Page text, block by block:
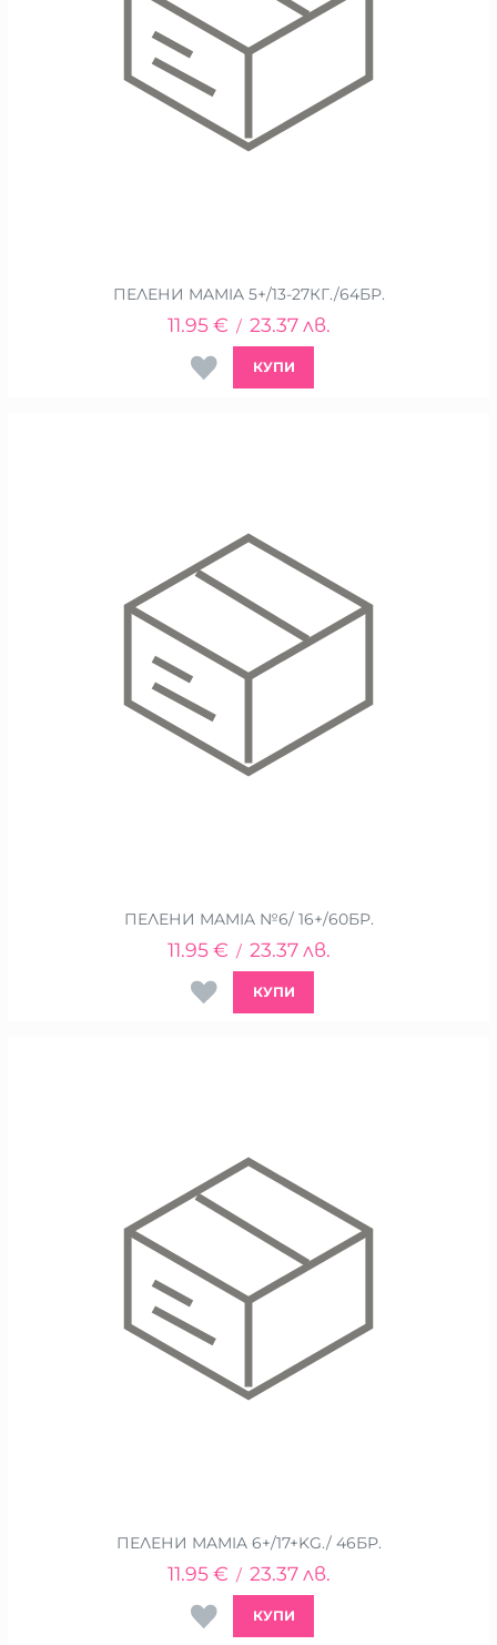
ПЕЛЕНИ MAMIA 5+/13-27КГ./64БР.
11.95 € / 23.37 лв.
КУПИ
ПЕЛЕНИ MAMIA №6/ 16+/60БР.
11.95 € / 23.37 лв.
КУПИ
ПЕЛЕНИ MAMIA 6+/17+KG./ 46БР.
11.95 € / 23.37 лв.
КУПИ